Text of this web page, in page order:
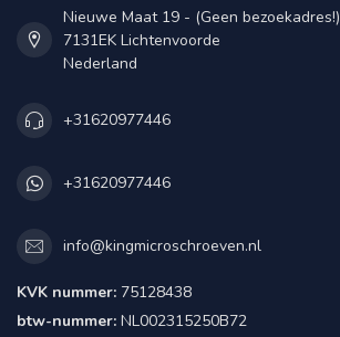
Nieuwe Maat 19 - (Geen bezoekadres!)
7131EK Lichtenvoorde
Nederland
+31620977446
+31620977446
info@kingmicroschroeven.nl
KVK nummer: 75128438
btw-nummer: NL002315250B72